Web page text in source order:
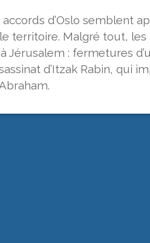
accords d’Oslo semblent
territoire. Malgré tout, les
Jérusalem : fermetures
d’Itzak Rabin, qui